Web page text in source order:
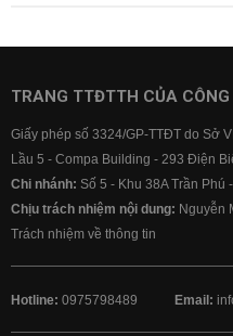
TRANG TTĐTTH CỦA
Giấy phép số 3324/GP-TTĐT do Sở
Lầu 5 - Compa Building - 293 Điện
Chi nhánh: Số 5 - Khu 38A Trần Phú
Chịu trách nhiệm nội dung: Nguyễn
Trách nhiệm về thông tin
Hotline: 0975798489 Email: